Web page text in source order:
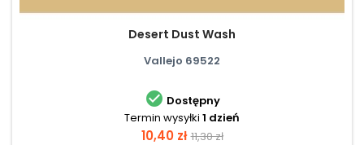
Desert Dust Wash
Vallejo 69522
 Dostępny
Termin wysyłki 1 dzień
Cena
10,40 zł Cena
11,30 zł